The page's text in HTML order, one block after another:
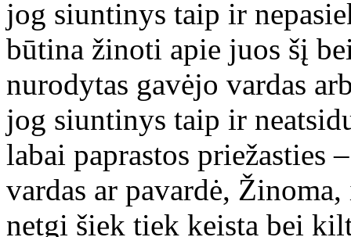
jog siuntinys taip ir
būtina žinoti apie juos šį
nurodytas gavėjo vardas
jog siuntinys taip ir
labai paprastos priežasties
vardas ar pavardė,
netgi šiek tiek keista bei